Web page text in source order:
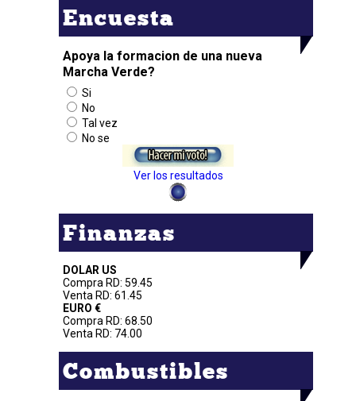
Encuesta
Apoya la formacion de una nueva
Marcha Verde?
Si
No
Tal vez
No se
Ver los resultados
Finanzas
DOLAR US
Compra RD: 59.45
Venta RD: 61.45
EURO €
Compra RD: 68.50
Venta RD: 74.00
Combustibles